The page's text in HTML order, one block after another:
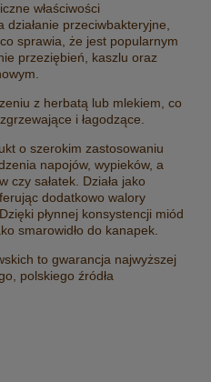
właściwości
przeciwbakteryjne,
sprawia, że jest popularnym
przeziębień, kaszlu oraz
z herbatą lub mlekiem, co
i łagodzące.
o szerokim zastosowaniu
napojów, wypieków, a
czy sałatek. Działa jako
dodatkowo walory
płynnej konsystencji miód
smarowidło do kanapek.
to gwarancja najwyższej
polskiego źródła